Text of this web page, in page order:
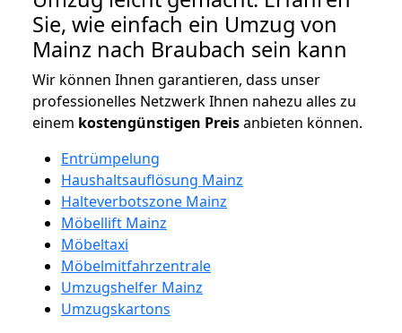
Sie, wie einfach ein Umzug von
Mainz nach Braubach sein kann
Wir können Ihnen garantieren, dass unser
professionelles Netzwerk Ihnen nahezu alles zu
einem kostengünstigen Preisanbieten können.
Entrümpelung
Haushaltsauflösung Mainz
Halteverbotszone Mainz
Möbellift Mainz
Möbeltaxi
Möbelmitfahrzentrale
Umzugshelfer Mainz
Umzugskartons